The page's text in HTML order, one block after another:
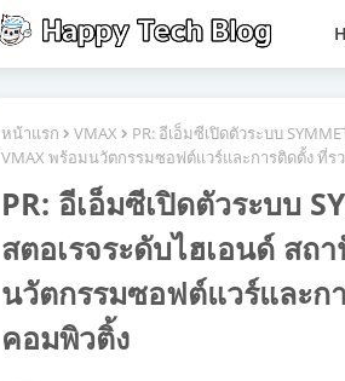
หน้าแรก VMAX
PR: อีเอ็มซีเปิดตัวระบบ
VMAX พร้อมนวัตกรรมซอฟต์แวร์และการติดตั้ง ที่ร
PR: อีเอ็มซีเปิดตัวระบบ
สตอเรจระดับไฮเอนด์ สถ
นวัตกรรมซอฟต์แวร์และก
คอมพิวติ้ง